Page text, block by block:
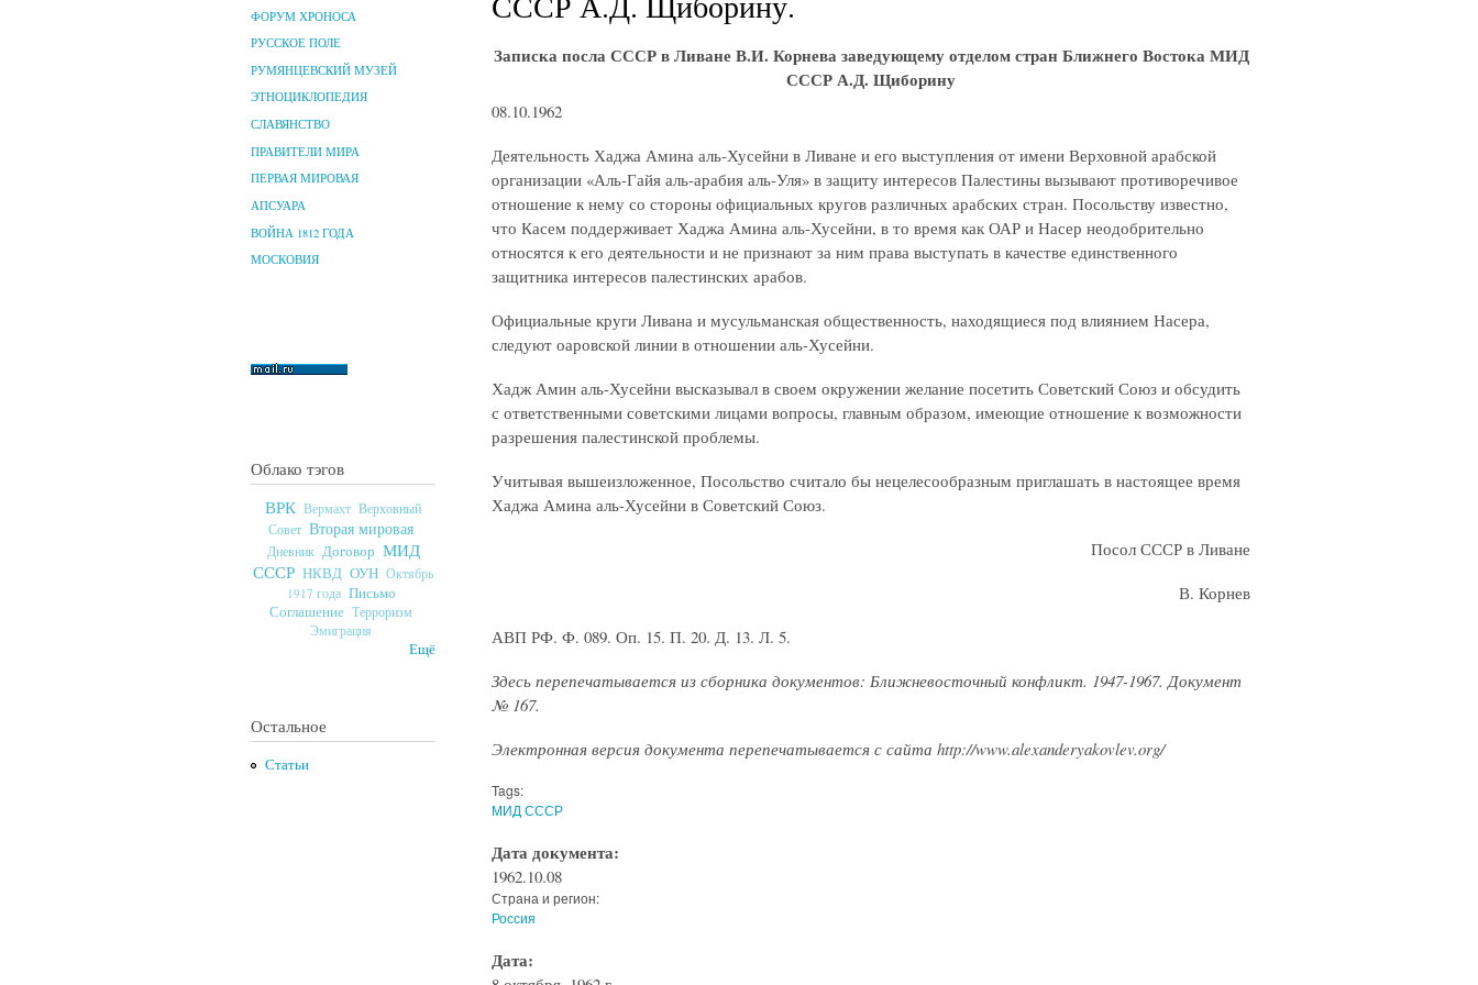
ФОРУМ ХРОНОСА
РУССКОЕ ПОЛЕ
РУМЯНЦЕВСКИЙ МУЗЕЙ
ЭТНОЦИКЛОПЕДИЯ
СЛАВЯНСТВО
ПРАВИТЕЛИ МИРА
ПЕРВАЯ МИРОВАЯ
АПСУАРА
ВОЙНА 1812 ГОДА
МОСКОВИЯ
Облако тэгов
ВРК Вермахт Верховный
Совет Вторая мировая
Дневник Договор МИД
СССР НКВД ОУН Октябрь
1917 года Письмо
Соглашение Терроризм
Эмиграция
Ещё
Остальное
Статьи
Записка посла СССР в Ливане В.И. Корнева заведующему отделом стран Ближнего Востока МИД
СССР А.Д. Щиборину
08.10.1962
Деятельность Хаджа Амина аль-Хусейни в Ливане и его выступления от имени Верховной арабской
организации «Аль-Гайя аль-арабия аль-Уля» в защиту интересов Палестины вызывают противоречивое
отношение к нему со стороны официальных кругов различных арабских стран. Посольству известно,
что Касем поддерживает Хаджа Амина аль-Хусейни, в то время как ОАР и Насер неодобрительно
относятся к его деятельности и не признают за ним права выступать в качестве единственного
защитника интересов палестинских арабов.
Официальные круги Ливана и мусульманская общественность, находящиеся под влиянием Насера,
следуют оаровской линии в отношении аль-Хусейни.
Хадж Амин аль-Хусейни высказывал в своем окружении желание посетить Советский Союз и обсудить
с ответственными советскими лицами вопросы, главным образом, имеющие отношение к возможности
разрешения палестинской проблемы.
Учитывая вышеизложенное, Посольство считало бы нецелесообразным приглашать в настоящее время
Хаджа Амина аль-Хусейни в Советский Союз.
Посол СССР в Ливане
В. Корнев
АВП РФ. Ф. 089. Оп. 15. П. 20. Д. 13. Л. 5.
Здесь перепечатывается из сборника документов: Ближневосточный конфликт. 1947-1967. Документ
№ 167.
Электронная версия документа перепечатывается с сайта http://www.alexanderyakovlev.org/
Tags:
МИД СССР
Дата документа:
1962.10.08
Страна и регион:
Россия
Дата: